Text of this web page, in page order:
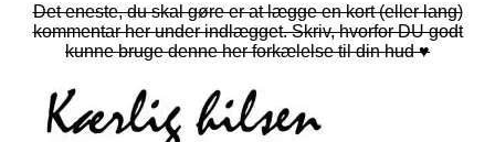
Det eneste, du skal gøre er at lægge en kort (eller lang)
kommentar her under indlægget. Skriv, hvorfor DU godt
kunne bruge denne her forkælelse til din hud ♥